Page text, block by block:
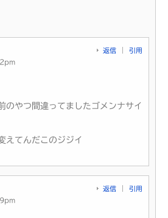
返信 引用
のやつ間違ってましたゴメンナサイ
えてんだこのジジイ
返信 引用